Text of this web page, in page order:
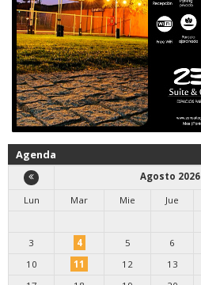
Agenda
Agosto 2026
Lun
Mar Mie Jue
3
4 5 6
10
11 12 13